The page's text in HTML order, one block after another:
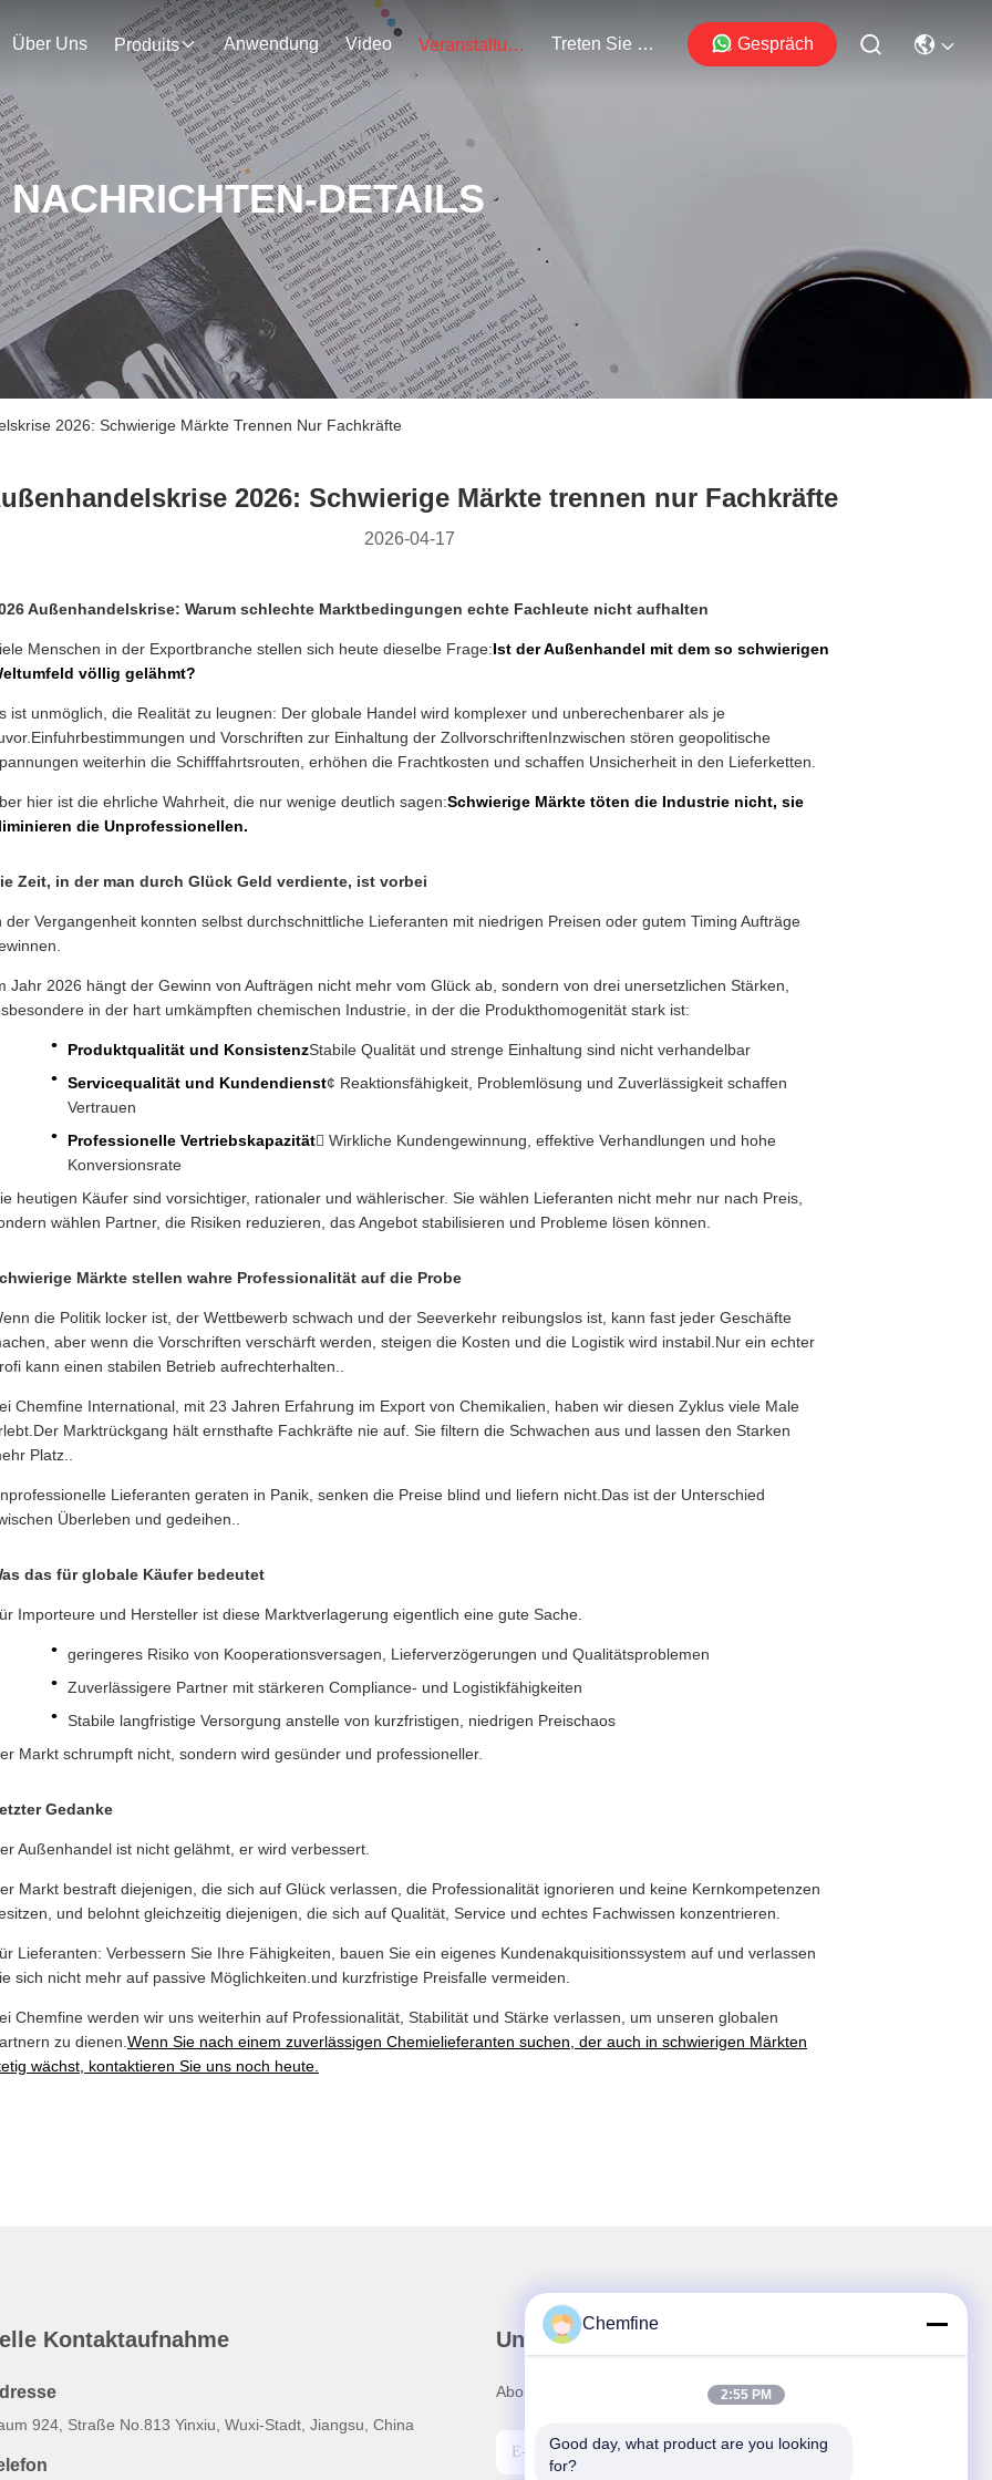
Über Uns Produits Anwendung Video Veranstaltungen Treten Sie Mit Uns In Verbindung Gespräch
NACHRICHTEN-DETAILS
2026: Schwierige Märkte Trennen Nur Fachkräfte
2026: Schwierige Märkte trennen nur Fachkräfte
2026-04-17
Außenhandelskrise: Warum schlechte Marktbedingungen echte Fachleute nicht aufhalten
Menschen in der Exportbranche stellen sich heute dieselbe Frage:Ist der Außenhandel mit dem so schwierigen
völlig gelähmt?
ist unmöglich, die Realität zu leugnen: Der globale Handel wird komplexer und unberechenbarer als je
und Vorschriften zur Einhaltung der ZollvorschriftenInzwischen stören geopolitische
weiterhin die Schifffahrtsrouten, erhöhen die Frachtkosten und schaffen Unsicherheit in den Lieferketten.
hier ist die ehrliche Wahrheit, die nur wenige deutlich sagen:Schwierige Märkte töten die Industrie nicht, sie
die Unprofessionellen.
Zeit, in der man durch Glück Geld verdiente, ist vorbei
der Vergangenheit konnten selbst durchschnittliche Lieferanten mit niedrigen Preisen oder gutem Timing Aufträge
Jahr 2026 hängt der Gewinn von Aufträgen nicht mehr vom Glück ab, sondern von drei unersetzlichen Stärken,
in der hart umkämpften chemischen Industrie, in der die Produkthomogenität stark ist:
Produktqualität und KonsistenzStabile Qualität und strenge Einhaltung sind nicht verhandelbar
Servicequalität und Kundendienst¢ Reaktionsfähigkeit, Problemlösung und Zuverlässigkeit schaffen
Vertrauen
Professionelle Vertriebskapazität Wirkliche Kundengewinnung, effektive Verhandlungen und hohe
Konversionsrate
heutigen Käufer sind vorsichtiger, rationaler und wählerischer. Sie wählen Lieferanten nicht mehr nur nach Preis,
wählen Partner, die Risiken reduzieren, das Angebot stabilisieren und Probleme lösen können.
Märkte stellen wahre Professionalität auf die Probe
die Politik locker ist, der Wettbewerb schwach und der Seeverkehr reibungslos ist, kann fast jeder Geschäfte
aber wenn die Vorschriften verschärft werden, steigen die Kosten und die Logistik wird instabil.Nur ein echter
kann einen stabilen Betrieb aufrechterhalten..
Chemfine International, mit 23 Jahren Erfahrung im Export von Chemikalien, haben wir diesen Zyklus viele Male
Marktrückgang hält ernsthafte Fachkräfte nie auf. Sie filtern die Schwachen aus und lassen den Starken
Platz..
Lieferanten geraten in Panik, senken die Preise blind und liefern nicht.Das ist der Unterschied
Überleben und gedeihen..
das für globale Käufer bedeutet
Importeure und Hersteller ist diese Marktverlagerung eigentlich eine gute Sache.
geringeres Risiko von Kooperationsversagen, Lieferverzögerungen und Qualitätsproblemen
Zuverlässigere Partner mit stärkeren Compliance- und Logistikfähigkeiten
Stabile langfristige Versorgung anstelle von kurzfristigen, niedrigen Preischaos
Markt schrumpft nicht, sondern wird gesünder und professioneller.
Gedanke
Außenhandel ist nicht gelähmt, er wird verbessert.
Markt bestraft diejenigen, die sich auf Glück verlassen, die Professionalität ignorieren und keine Kernkompetenzen
und belohnt gleichzeitig diejenigen, die sich auf Qualität, Service und echtes Fachwissen konzentrieren.
Lieferanten: Verbessern Sie Ihre Fähigkeiten, bauen Sie ein eigenes Kundenakquisitionssystem auf und verlassen
sich nicht mehr auf passive Möglichkeiten.und kurzfristige Preisfalle vermeiden.
Chemfine werden wir uns weiterhin auf Professionalität, Stabilität und Stärke verlassen, um unseren globalen
zu dienen. Wenn Sie nach einem zuverlässigen Chemielieferanten suchen, der auch in schwierigen Märkten
wächst, kontaktieren Sie uns noch heute.
Kontaktaufnahme
924, Straße No.813 Yinxiu, Wuxi-Stadt, Jiangsu, China
Unser Newsletter
Abonnieren Sie unseren Newsletter für Rabatte und mehr.
Chemfine
2:55 PM
Good day, what product are you looking
for?